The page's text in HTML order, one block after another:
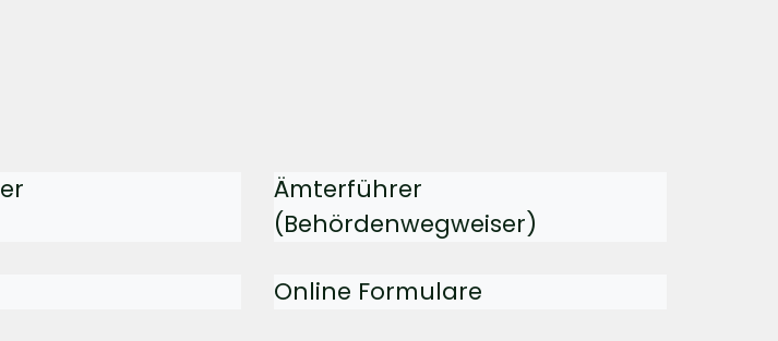
Ämterführer
(Behördenwegweiser)
Online Formulare